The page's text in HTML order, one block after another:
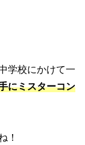
学校にかけて一
にミスターコン
！